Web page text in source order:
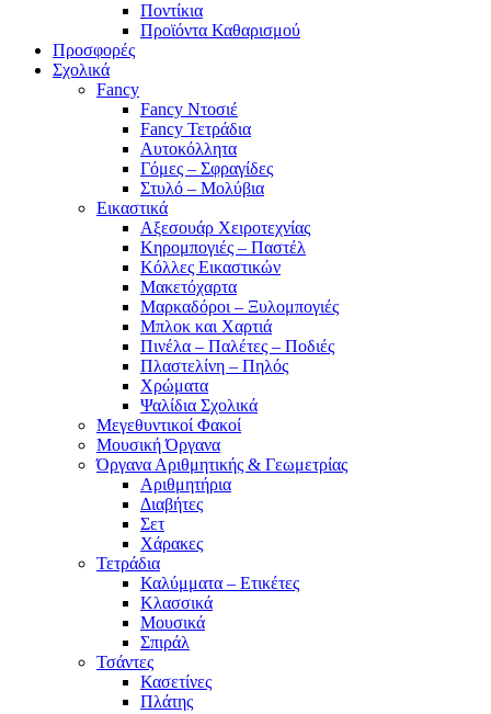
Ποντίκια
Προϊόντα Καθαρισμού
Προσφορές
Σχολικά
Fancy
Fancy Ντοσιέ
Fancy Τετράδια
Αυτοκόλλητα
Γόμες – Σφραγίδες
Στυλό – Μολύβια
Εικαστικά
Αξεσουάρ Χειροτεχνίας
Κηρομπογιές – Παστέλ
Κόλλες Εικαστικών
Μακετόχαρτα
Μαρκαδόροι – Ξυλομπογιές
Μπλοκ και Χαρτιά
Πινέλα – Παλέτες – Ποδιές
Πλαστελίνη – Πηλός
Χρώματα
Ψαλίδια Σχολικά
Μεγεθυντικοί Φακοί
Μουσική Όργανα
Όργανα Αριθμητικής & Γεωμετρίας
Αριθμητήρια
Διαβήτες
Σετ
Χάρακες
Τετράδια
Καλύμματα – Ετικέτες
Κλασσικά
Μουσικά
Σπιράλ
Τσάντες
Κασετίνες
Πλάτης